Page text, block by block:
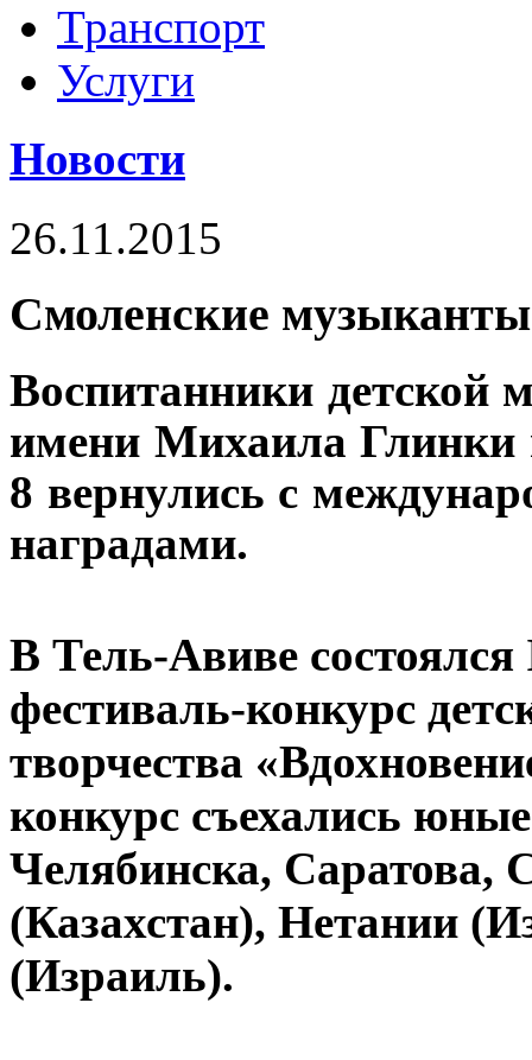
Транспорт
Услуги
Новости
26.11.2015
Смоленские
Воспитанники
имени Михаила Глинки
8 вернулись с
наградами.
В Тель-Авиве
фестиваль-конкурс
творчества
конкурс съехались
Челябинска,
(Казахстан), Нетании
(Израиль).